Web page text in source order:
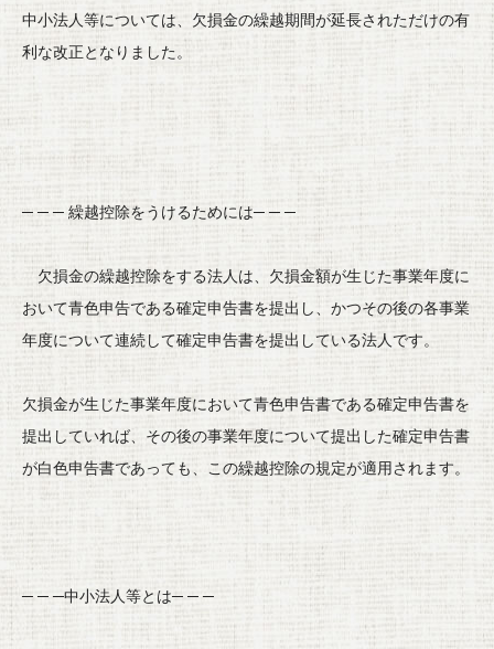
中小法人等については、 欠損金の繰越期間が延長されただけの有
利な改正となりました。
─ ─ ─ 繰越控除をうけるためには─ ─ ─
欠損金の繰越控除をする法人は、 欠損金額が生じた事業年度に
おいて青色申告である確定申告書を提出し、 かつその後の各事業
年度について連続して確定申告書を提出している法人です。
欠損金が生じた事業年度において青色申告書である確定申告書を
提出していれば、 その後の事業年度について提出した確定申告書
が白色申告書であっても、この繰越控除の規定が適用されます。
─ ─ ─中小法人等とは─ ─ ─